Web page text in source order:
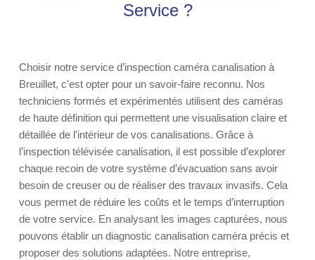
Service ?
Choisir notre service d’inspection caméra canalisation à
Breuillet, c'est opter pour un savoir-faire reconnu. Nos
techniciens formés et expérimentés utilisent des caméras
de haute définition qui permettent une visualisation claire et
détaillée de l'intérieur de vos canalisations. Grâce à
l’inspection télévisée canalisation, il est possible d’explorer
chaque recoin de votre système d’évacuation sans avoir
besoin de creuser ou de réaliser des travaux invasifs. Cela
vous permet de réduire les coûts et le temps d’interruption
de votre service. En analysant les images capturées, nous
pouvons établir un diagnostic canalisation caméra précis et
proposer des solutions adaptées. Notre entreprise,